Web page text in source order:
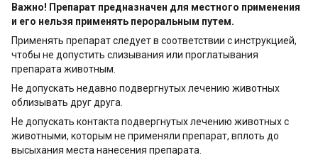
Важно! Препарат предназначен для местного применения
и его нельзя применять пероральным путем.
Применять препарат следует в соответствии с инструкцией,
чтобы не допустить слизывания или проглатывания
препарата животным.
Не допускать недавно подвергнутых лечению животных
облизывать друг друга.
Не допускать контакта подвергнутых лечению животных с
животными, которым не применяли препарат, вплоть до
высыхания места нанесения препарата.